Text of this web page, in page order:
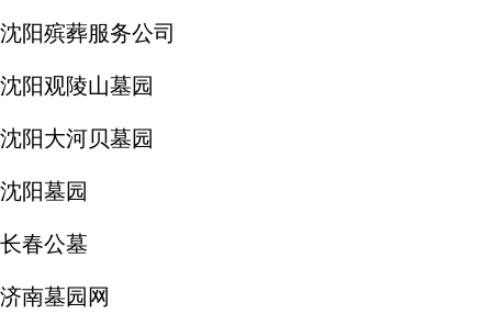
沈阳殡葬服务公司
沈阳观陵山墓园
沈阳大河贝墓园
沈阳墓园
长春公墓
济南墓园网